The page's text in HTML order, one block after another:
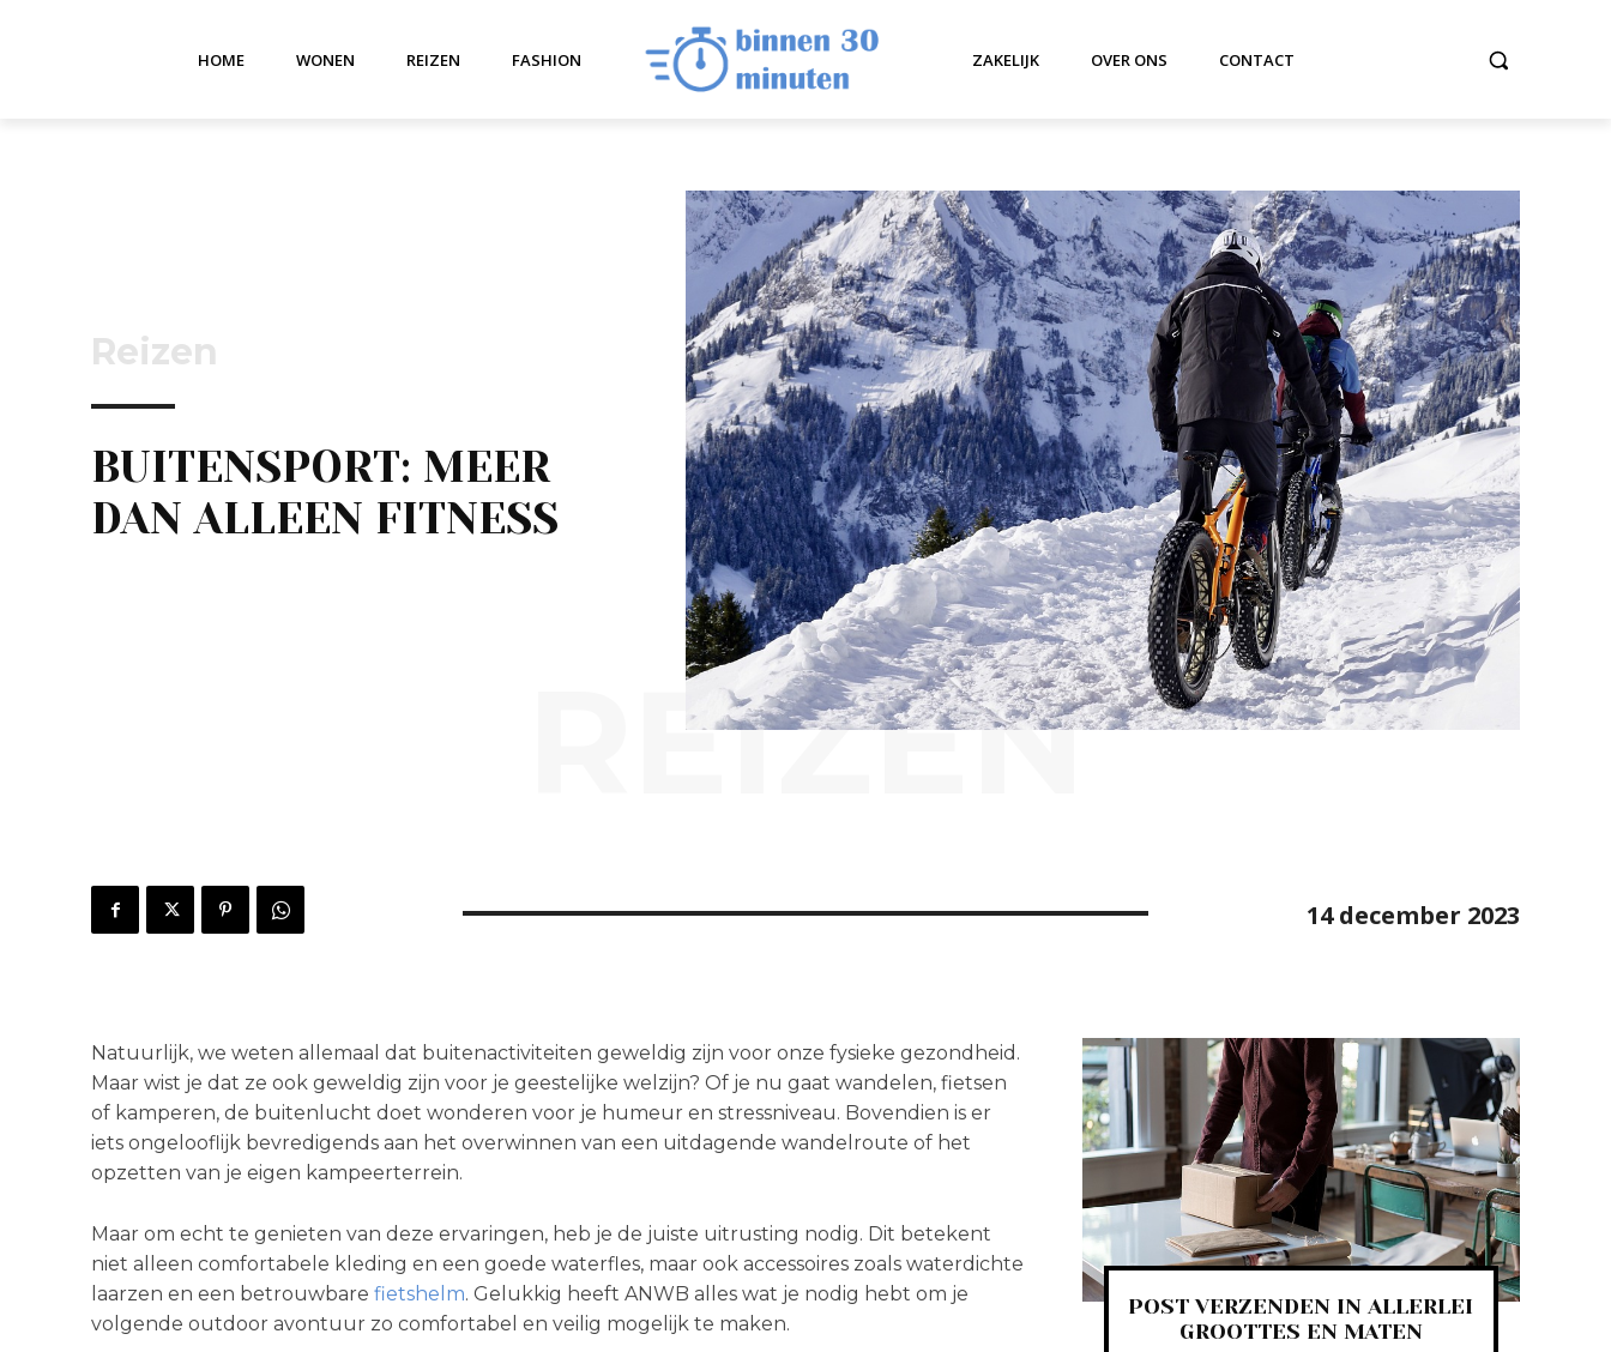
HOME WONEN REIZEN FASHION ZAKELIJK OVER ONS CONTACT
Reizen
BUITENSPORT: MEER
DAN ALLEEN FITNESS
REIZEN
14 december 2023
Natuurlijk, we weten allemaal dat buitenactiviteiten geweldig zijn voor onze fysieke gezondheid.
Maar wist je dat ze ook geweldig zijn voor je geestelijke welzijn? Of je nu gaat wandelen, fietsen
of kamperen, de buitenlucht doet wonderen voor je humeur en stressniveau. Bovendien is er
iets ongelooflijk bevredigends aan het overwinnen van een uitdagende wandelroute of het
opzetten van je eigen kampeerterrein.
Maar om echt te genieten van deze ervaringen, heb je de juiste uitrusting nodig. Dit betekent
niet alleen comfortabele kleding en een goede waterfles, maar ook accessoires zoals waterdichte
laarzen en een betrouwbare fietshelm. Gelukkig heeft ANWB alles wat je nodig hebt om je
volgende outdoor avontuur zo comfortabel en veilig mogelijk te maken.
POST VERZENDEN IN ALLERLEI
GROOTTES EN MATEN